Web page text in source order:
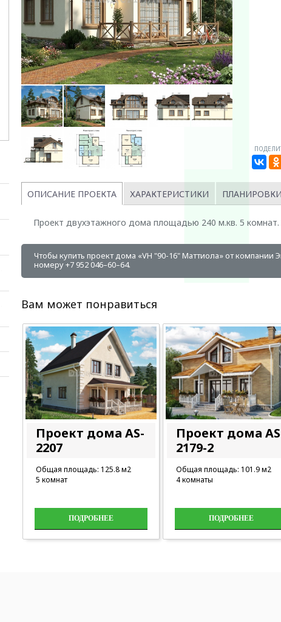
ОПИСАНИЕ ПРОЕКТА ХАРАКТЕРИСТИКИ ПЛАНИРОВКИ
Проект двухэтажного дома площадью 240 м.кв. 5
Чтобы купить проект дома «VH "90-16" Маттиола» от компании
номеру +7 952 046–60–64.
Вам может понравиться
Проект дома AS-
2207
Общая площадь: 125.8 м2
5 комнат
ПОДРОБНЕЕ
Проект дома
2179-2
Общая площадь: 101.9 м2
4 комнаты
ПОДРОБНЕЕ